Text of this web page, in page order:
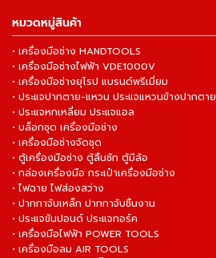
หมวดหมู่สินค้า
• เครื่องมือช่าง HANDTOOLS
• เครื่องมือช่างไฟฟ้า VDE1000V
• เครื่องมือช่างยุโรป แบรนด์พรีเมี่ยม
• ประแจปากตาย-แหวน ประแจแหวนข้างปากตาย
• ประแจหกเหลี่ยม ประแจแอล
• บล็อกชุด เครื่องมือช่าง
• เครื่องมือช่างจัดชุด
• ตู้เครื่องมือช่าง ตู้ลิ้นชัก ตู้มีล้อ
• กล่องเครื่องมือ กระเป๋าเครื่องมือช่าง
• ไฟฉาย ไฟส่องสว่าง
• ปากกาจับเหล็ก ปากกาจับชิ้นงาน
• ประแจขันปอนด์ ประแจทอร์ค
• เครื่องมือไฟฟ้า POWER TOOLS
• เครื่องมือลม AIR TOOLS